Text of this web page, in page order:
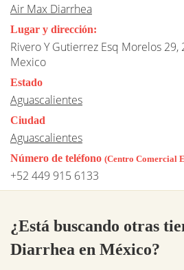
Air Max Diarrhea
Lugar y dirección:
Rivero Y Gutierrez Esq Morelos 29,
Mexico
Estado
Aguascalientes
Ciudad
Aguascalientes
Número de teléfono (Centro Comercial
+52 449 915 6133
¿Está buscando otras
Diarrhea en México?